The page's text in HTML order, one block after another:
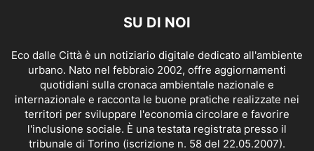
SU DI NOI
Eco dalle Città è un notiziario digitale dedicato all'ambiente
urbano. Nato nel febbraio 2002, offre aggiornamenti
quotidiani sulla cronaca ambientale nazionale e
internazionale e racconta le buone pratiche realizzate nei
territori per sviluppare l'economia circolare e favorire
l'inclusione sociale. È una testata registrata presso il
tribunale di Torino (iscrizione n. 58 del 22.05.2007).